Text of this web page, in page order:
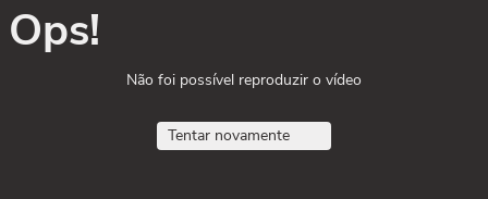
Ops!
Não foi possível reproduzir o vídeo
Tentar novamente